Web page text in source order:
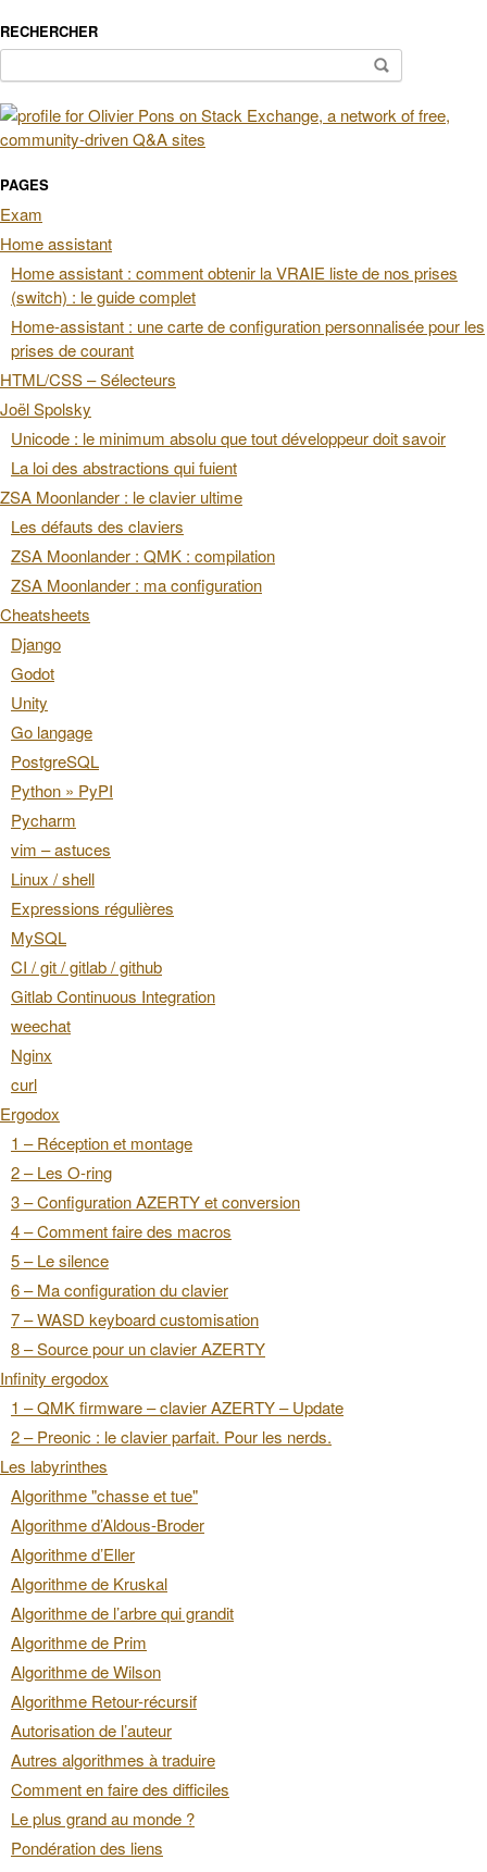
RECHERCHER
PAGES
Exam
Home assistant
Home assistant : comment obtenir la VRAIE liste de nos prises
(switch) : le guide complet
Home-assistant : une carte de configuration personnalisée pour les
prises de courant
HTML/CSS – Sélecteurs
Joël Spolsky
Unicode : le minimum absolu que tout développeur doit savoir
La loi des abstractions qui fuient
ZSA Moonlander : le clavier ultime
Les défauts des claviers
ZSA Moonlander : QMK : compilation
ZSA Moonlander : ma configuration
Cheatsheets
Django
Godot
Unity
Go langage
PostgreSQL
Python » PyPI
Pycharm
vim – astuces
Linux / shell
Expressions régulières
MySQL
CI / git / gitlab / github
Gitlab Continuous Integration
weechat
Nginx
curl
Ergodox
1 – Réception et montage
2 – Les O-ring
3 – Configuration AZERTY et conversion
4 – Comment faire des macros
5 – Le silence
6 – Ma configuration du clavier
7 – WASD keyboard customisation
8 – Source pour un clavier AZERTY
Infinity ergodox
1 – QMK firmware – clavier AZERTY – Update
2 – Preonic : le clavier parfait. Pour les nerds.
Les labyrinthes
Algorithme "chasse et tue"
Algorithme d’Aldous-Broder
Algorithme d’Eller
Algorithme de Kruskal
Algorithme de l’arbre qui grandit
Algorithme de Prim
Algorithme de Wilson
Algorithme Retour-récursif
Autorisation de l’auteur
Autres algorithmes à traduire
Comment en faire des difficiles
Le plus grand au monde ?
Pondération des liens